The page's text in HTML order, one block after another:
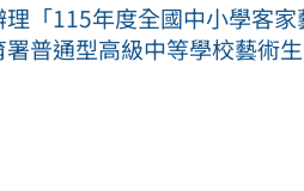
「115年度全國中小學客家
普通型高級中等學校藝術